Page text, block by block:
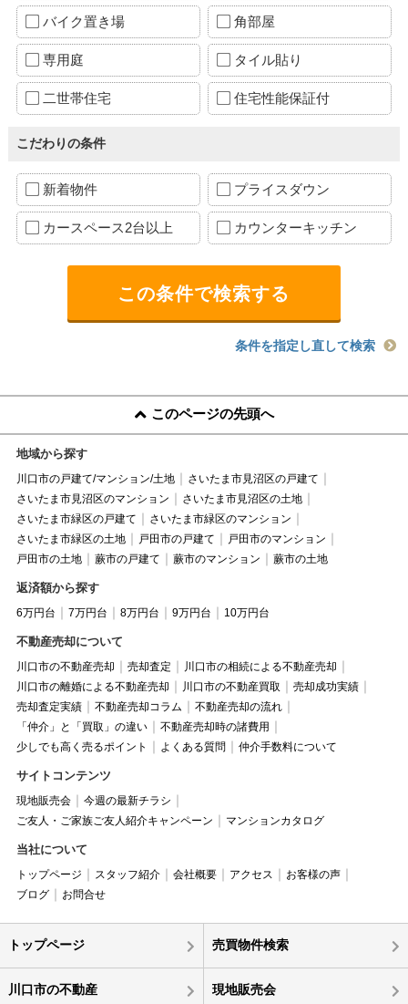
バイク置き場 角部屋
専用庭 タイル貼り
二世帯住宅 住宅性能保証付
こだわりの条件
新着物件 プライスダウン
カースペース2台以上 カウンターキッチン
条件を指定し直して検索
このページの先頭へ
地域から探す
川口市の戸建て/マンション/土地
さいたま市見沼区の戸建て
さいたま市見沼区のマンション
さいたま市見沼区の土地
さいたま市緑区の戸建て
さいたま市緑区のマンション
さいたま市緑区の土地
戸田市の戸建て
戸田市のマンション
戸田市の土地
蕨市の戸建て 蕨市のマンション 蕨市の土地
返済額から探す
6万円台 7万円台 8万円台 9万円台 10万円台
不動産売却について
川口市の不動産売却 売却査定
川口市の相続による不動産売却
川口市の離婚による不動産売却
川口市の不動産買取
売却成功実績
売却査定実績
不動産売却コラム
不動産売却の流れ
「仲介」と「買取」の違い
不動産売却時の諸費用
少しでも高く売るポイント
よくある質問 仲介手数料について
サイトコンテンツ
現地販売会
今週の最新チラシ
ご友人・ご家族ご友人紹介キャンペーン
マンションカタログ
当社について
トップページ スタッフ紹介 会社概要 アクセス
お客様の声
ブログ
お問合せ
トップページ 売買物件検索
川口市の不動産 現地販売会